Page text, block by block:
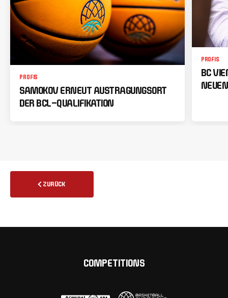
PROFIS
SAMOKOV ERNEUT AUSTRAGUNGSORT
DER BCL-QUALIFIKATION
PROFIS
BC
ZURÜCK
COMPETITIONS